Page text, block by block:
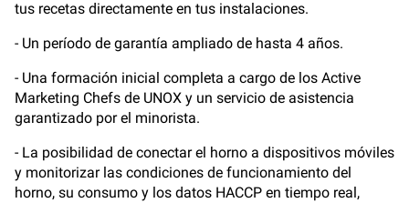
tus recetas directamente en tus instalaciones.
- Un período de garantía ampliado de hasta 4 años.
- Una formación inicial completa a cargo de los Active
Marketing Chefs de UNOX y un servicio de asistencia
garantizado por el minorista.
- La posibilidad de conectar el horno a dispositivos móviles
y monitorizar las condiciones de funcionamiento del
horno, su consumo y los datos HACCP en tiempo real,